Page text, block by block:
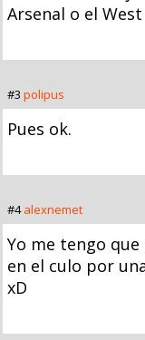
Arsenal o el
#3 polipus
Pues ok.
#4alexnemet
Yo me tengo
en el culo por
xD